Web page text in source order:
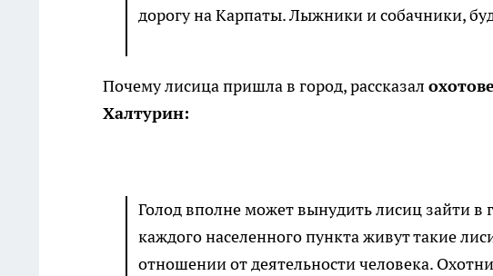
дорогу на Карпаты. Лыжники и собачники,
Почему лисица пришла в город, рассказал
Халтурин:
Голод вполне может вынудить лисиц зайти в
каждого населенного пункта живут такие
отношении от деятельности человека.